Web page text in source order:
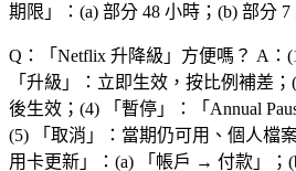
期限 」：(a) 部分 48 小時；(b) 部分 7
Q：「 Netflix 升降級 」方便嗎？ A：
「 升級 」：立即生效，按比例補差；
後生效；(4) 「 暫停 」：「 Annual
(5) 「 取消 」：當期仍可用、個人檔
用卡更新 」：(a) 「 帳戶 → 付款 」；